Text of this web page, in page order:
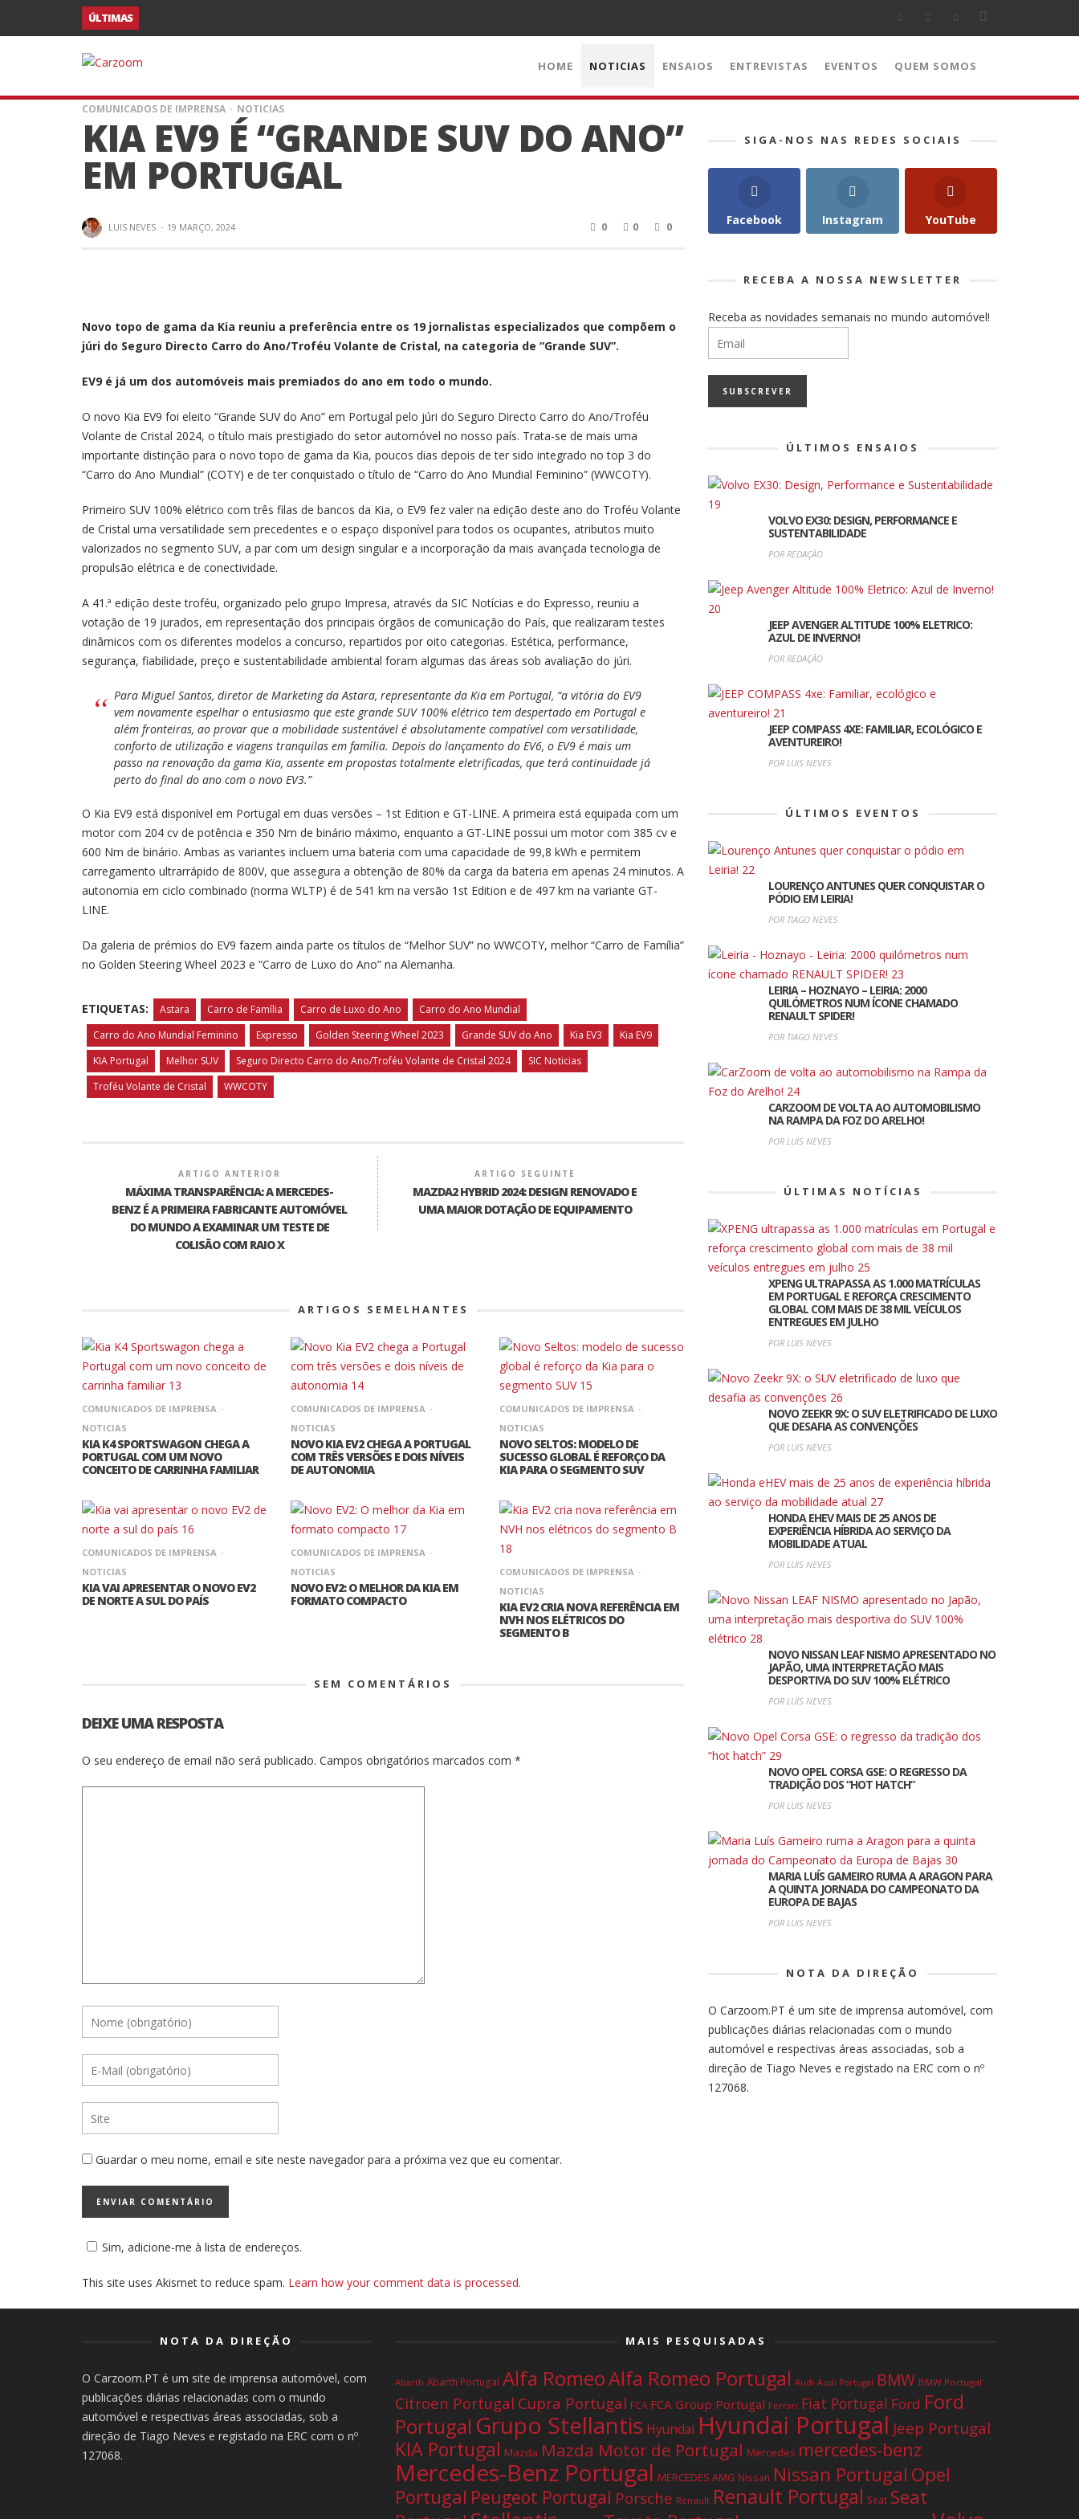
ÚLTIMAS
HOME NOTICIAS ENSAIOS ENTREVISTAS EVENTOS QUEM SOMOS
COMUNICADOS DE IMPRENSA NOTICIAS
KIA EV9 É “GRANDE SUV DO ANO”
EM PORTUGAL
LUIS NEVES · 19 MARÇO, 2024 0 0 0
Novo topo de gama da Kia reuniu a preferência entre os 19 jornalistas especializados que compõem o
júri do Seguro Directo Carro do Ano/Troféu Volante de Cristal, na categoria de “Grande SUV”.
EV9 é já um dos automóveis mais premiados do ano em todo o mundo.
O novo Kia EV9 foi eleito “Grande SUV do Ano” em Portugal pelo júri do Seguro Directo Carro do Ano/Troféu
Volante de Cristal 2024, o título mais prestigiado do setor automóvel no nosso país. Trata-se de mais uma
importante distinção para o novo topo de gama da Kia, poucos dias depois de ter sido integrado no top 3 do
“Carro do Ano Mundial” (COTY) e de ter conquistado o título de “Carro do Ano Mundial Feminino” (WWCOTY).
Primeiro SUV 100% elétrico com três filas de bancos da Kia, o EV9 fez valer na edição deste ano do Troféu Volante
de Cristal uma versatilidade sem precedentes e o espaço disponível para todos os ocupantes, atributos muito
valorizados no segmento SUV, a par com um design singular e a incorporação da mais avançada tecnologia de
propulsão elétrica e de conectividade.
A 41.ª edição deste troféu, organizado pelo grupo Impresa, através da SIC Notícias e do Expresso, reuniu a
votação de 19 jurados, em representação dos principais órgãos de comunicação do País, que realizaram testes
dinâmicos com os diferentes modelos a concurso, repartidos por oito categorias. Estética, performance,
segurança, fiabilidade, preço e sustentabilidade ambiental foram algumas das áreas sob avaliação do júri.
Para Miguel Santos, diretor de Marketing da Astara, representante da Kia em Portugal, “a vitória do EV9
vem novamente espelhar o entusiasmo que este grande SUV 100% elétrico tem despertado em Portugal e
além fronteiras, ao provar que a mobilidade sustentável é absolutamente compatível com versatilidade,
conforto de utilização e viagens tranquilas em família. Depois do lançamento do EV6, o EV9 é mais um
passo na renovação da gama Kia, assente em propostas totalmente eletrificadas, que terá continuidade já
perto do final do ano com o novo EV3.”
O Kia EV9 está disponível em Portugal em duas versões – 1st Edition e GT-LINE. A primeira está equipada com um
motor com 204 cv de potência e 350 Nm de binário máximo, enquanto a GT-LINE possui um motor com 385 cv e
600 Nm de binário. Ambas as variantes incluem uma bateria com uma capacidade de 99,8 kWh e permitem
carregamento ultrarrápido de 800V, que assegura a obtenção de 80% da carga da bateria em apenas 24 minutos. A
autonomia em ciclo combinado (norma WLTP) é de 541 km na versão 1st Edition e de 497 km na variante GT-
LINE.
Da galeria de prémios do EV9 fazem ainda parte os títulos de “Melhor SUV” no WWCOTY, melhor “Carro de Família”
no Golden Steering Wheel 2023 e “Carro de Luxo do Ano” na Alemanha.
ETIQUETAS: Astara Carro de Família Carro de Luxo do Ano
Carro do Ano Mundial
Carro do Ano Mundial Feminino
Expresso Golden Steering Wheel 2023 Grande SUV do Ano Kia EV3
Kia EV9
KIA Portugal
Melhor SUV Seguro Directo Carro do Ano/Troféu Volante de Cristal 2024
SIC Noticias
Troféu Volante de Cristal
WWCOTY
ARTIGO ANTERIOR
MÁXIMA TRANSPARÊNCIA: A MERCEDES-
BENZ É A PRIMEIRA FABRICANTE AUTOMÓVEL
DO MUNDO A EXAMINAR UM TESTE DE
COLISÃO COM RAIO X
ARTIGO SEGUINTE
MAZDA2 HYBRID 2024: DESIGN RENOVADO E
UMA MAIOR DOTAÇÃO DE EQUIPAMENTO
ARTIGOS SEMELHANTES
COMUNICADOS DE IMPRENSA
NOTICIAS
KIA K4 SPORTSWAGON CHEGA A
PORTUGAL COM UM NOVO
CONCEITO DE CARRINHA FAMILIAR
COMUNICADOS DE IMPRENSA
NOTICIAS
NOVO KIA EV2 CHEGA A PORTUGAL
COM TRÊS VERSÕES E DOIS NÍVEIS
DE AUTONOMIA
COMUNICADOS DE IMPRENSA
NOTICIAS
NOVO SELTOS: MODELO DE
SUCESSO GLOBAL É REFORÇO DA
KIA PARA O SEGMENTO SUV
COMUNICADOS DE IMPRENSA
NOTICIAS
KIA VAI APRESENTAR O NOVO EV2
DE NORTE A SUL DO PAÍS
COMUNICADOS DE IMPRENSA
NOTICIAS
NOVO EV2: O MELHOR DA KIA EM
FORMATO COMPACTO
COMUNICADOS DE IMPRENSA
NOTICIAS
KIA EV2 CRIA NOVA REFERÊNCIA EM
NVH NOS ELÉTRICOS DO
SEGMENTO B
SEM COMENTÁRIOS
DEIXE UMA RESPOSTA
O seu endereço de email não será publicado. Campos obrigatórios marcados com *
Guardar o meu nome, email e site neste navegador para a próxima vez que eu comentar.
Sim, adicione-me à lista de endereços.
This site uses Akismet to reduce spam. Learn how your comment data is processed.
SIGA-NOS NAS REDES SOCIAIS
Facebook Instagram YouTube
RECEBA A NOSSA NEWSLETTER
Receba as novidades semanais no mundo automóvel!
ÚLTIMOS ENSAIOS
VOLVO EX30: DESIGN, PERFORMANCE E
SUSTENTABILIDADE
POR REDAÇÃO
JEEP AVENGER ALTITUDE 100% ELETRICO:
AZUL DE INVERNO!
POR REDAÇÃO
JEEP COMPASS 4XE: FAMILIAR, ECOLÓGICO E
AVENTUREIRO!
POR LUIS NEVES
ÚLTIMOS EVENTOS
LOURENÇO ANTUNES QUER CONQUISTAR O
PÓDIO EM LEIRIA!
POR TIAGO NEVES
LEIRIA – HOZNAYO – LEIRIA: 2000
QUILÓMETROS NUM ÍCONE CHAMADO
RENAULT SPIDER!
POR TIAGO NEVES
CARZOOM DE VOLTA AO AUTOMOBILISMO
NA RAMPA DA FOZ DO ARELHO!
POR LUIS NEVES
ÚLTIMAS NOTÍCIAS
XPENG ULTRAPASSA AS 1.000 MATRÍCULAS
EM PORTUGAL E REFORÇA CRESCIMENTO
GLOBAL COM MAIS DE 38 MIL VEÍCULOS
ENTREGUES EM JULHO
POR LUIS NEVES
NOVO ZEEKR 9X: O SUV ELETRIFICADO DE LUXO
QUE DESAFIA AS CONVENÇÕES
POR LUIS NEVES
HONDA EHEV MAIS DE 25 ANOS DE
EXPERIÊNCIA HÍBRIDA AO SERVIÇO DA
MOBILIDADE ATUAL
POR LUIS NEVES
NOVO NISSAN LEAF NISMO APRESENTADO NO
JAPÃO, UMA INTERPRETAÇÃO MAIS
DESPORTIVA DO SUV 100% ELÉTRICO
POR LUIS NEVES
NOVO OPEL CORSA GSE: O REGRESSO DA
TRADIÇÃO DOS “HOT HATCH”
POR LUIS NEVES
MARIA LUÍS GAMEIRO RUMA A ARAGON PARA
A QUINTA JORNADA DO CAMPEONATO DA
EUROPA DE BAJAS
POR LUIS NEVES
NOTA DA DIREÇÃO
O Carzoom.PT é um site de imprensa automóvel, com
publicações diárias relacionadas com o mundo
automóvel e respectivas áreas associadas, sob a
direção de Tiago Neves e registado na ERC com o nº
127068.
NOTA DA DIREÇÃO
O Carzoom.PT é um site de imprensa automóvel, com
publicações diárias relacionadas com o mundo
automóvel e respectivas áreas associadas, sob a
direção de Tiago Neves e registado na ERC com o nº
127068.
MAIS PESQUISADAS
Abarth Abarth Portugal Alfa RomeoAlfa Romeo Portugal Audi Audi Portugal BMW BMW Portugal
Citroen Portugal Cupra Portugal FCA FCA Group Portugal Ferrari Fiat Portugal Ford Ford
Portugal Grupo Stellantis Hyundai Hyundai Portugal Jeep Portugal
KIA Portugal Mazda Mazda Motor de Portugal Mercedes mercedes-benz
Mercedes-Benz Portugal MERCEDES AMG Nissan Nissan Portugal Opel
Portugal Peugeot Portugal Porsche Renault Renault Portugal Seat Seat